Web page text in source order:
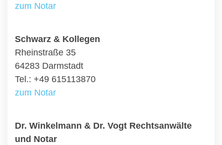
zum Notar
Schwarz & Kollegen
Rheinstraße 35
64283 Darmstadt
Tel.: +49 615113870
zum Notar
Dr. Winkelmann & Dr. Vogt Rechtsanwälte
und Notar